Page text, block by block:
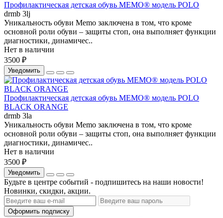
Профилактическая детская обувь MEMO® модель POLO
drmb 3lj
Уникальность обуви Memo заключена в том, что кроме
основной роли обуви – защиты стоп, она выполняет функции
диагностики, динамичес..
Нет в наличии
3500 ₽
Уведомить
Профилактическая детская обувь MEMO® модель POLO
BLACK ORANGE
drmb 3la
Уникальность обуви Memo заключена в том, что кроме
основной роли обуви – защиты стоп, она выполняет функции
диагностики, динамичес..
Нет в наличии
3500 ₽
Уведомить
Будьте в центре событий - подпишитесь на наши новости!
Новинки, скидки, акции.
Оформить подписку